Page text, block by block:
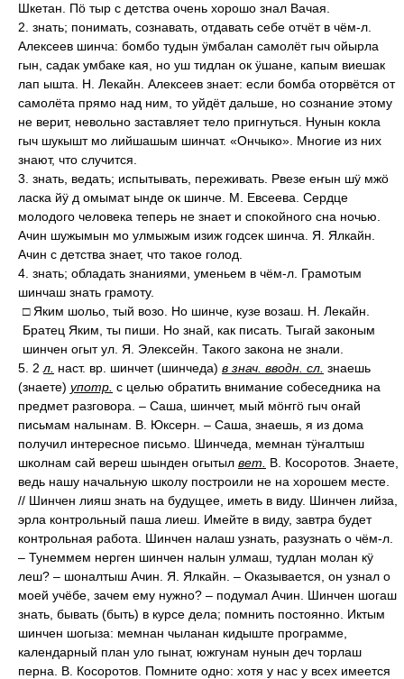
Шкетан. Пӧ тыр с детства очень хорошо знал Вачая.
2. знать; понимать, сознавать, отдавать себе отчёт в чём-л.
Алексеев шинча: бомбо тудын ӱмбалан самолёт гыч ойырла
гын, садак умбаке кая, но уш тидлан ок ӱшане, капым виешак
лап ышта. Н. Лекайн. Алексеев знает: если бомба оторвётся от
самолёта прямо над ним, то уйдёт дальше, но сознание этому
не верит, невольно заставляет тело пригнуться. Нунын кокла
гыч шукышт мо лийшашым шинчат. «Ончыко». Многие из них
знают, что случится.
3. знать, ведать; испытывать, переживать. Рвезе еҥын шӱ мжӧ
ласка йӱ д омымат ынде ок шинче. М. Евсеева. Сердце
молодого человека теперь не знает и спокойного сна ночью.
Ачин шужымын мо улмыжым изиж годсек шинча. Я. Ялкайн.
Ачин с детства знает, что такое голод.
4. знать; обладать знаниями, уменьем в чём-л. Грамотым
шинчаш знать грамоту.
□ Яким шольо, тый возо. Но шинче, кузе возаш. Н. Лекайн.
Братец Яким, ты пиши. Но знай, как писать. Тыгай законым
шинчен огыт ул. Я. Элексейн. Такого закона не знали.
5. 2 л. наст. вр. шинчет (шинчеда) в знач. вводн. сл. знаешь
(знаете) употр. с целью обратить внимание собеседника на
предмет разговора. – Саша, шинчет, мый мӧҥгӧ гыч оҥай
письмам налынам. В. Юксерн. – Саша, знаешь, я из дома
получил интересное письмо. Шинчеда, мемнан тӱҥалтыш
школнам сай вереш шынден огытыл вет.
В. Косоротов. Знаете,
ведь нашу начальную школу построили не на хорошем месте.
// Шинчен лияш знать на будущее, иметь в виду. Шинчен лийза,
эрла контрольный паша лиеш. Имейте в виду, завтра будет
контрольная работа. Шинчен налаш узнать, разузнать о чём-л.
– Тунеммем нерген шинчен налын улмаш, тудлан молан кӱ
леш? – шоналтыш Ачин. Я. Ялкайн. – Оказывается, он узнал о
моей учёбе, зачем ему нужно? – подумал Ачин. Шинчен шогаш
знать, бывать (быть) в курсе дела; помнить постоянно. Иктым
шинчен шогыза: мемнан чыланан кидыште программе,
календарный план уло гынат, южгунам нунын деч торлаш
перна. В. Косоротов. Помните одно: хотя у нас у всех имеется